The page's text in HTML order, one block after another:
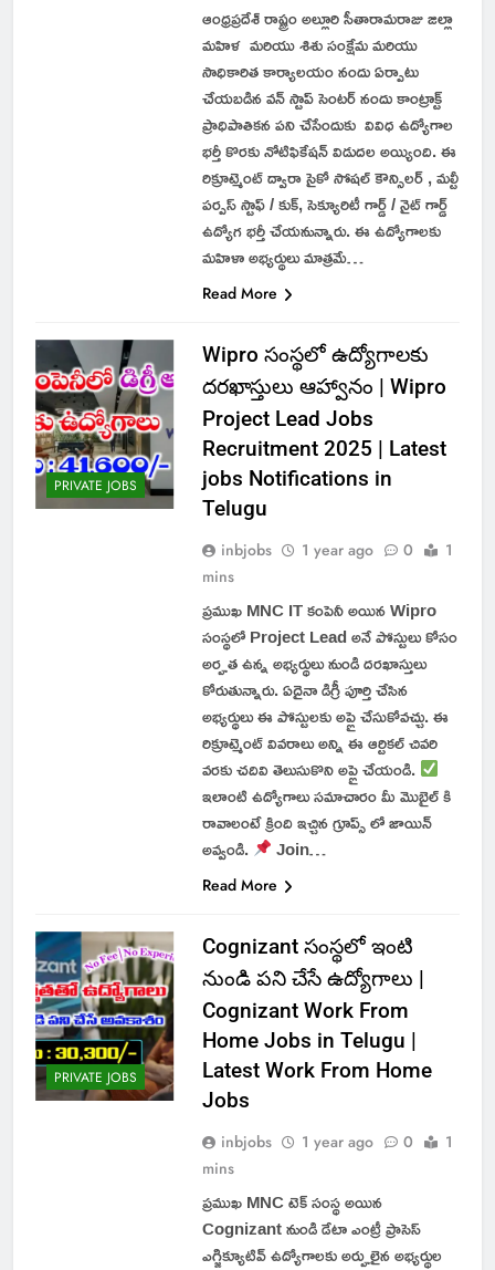
ఆంధ్రప్రదేశ్ రాష్ట్రం అల్లూరి సీతారామరాజు జిల్లా
మహిళ మరియు శిశు సంక్షేమ మరియు
సాధికారిత కార్యాలయం నందు ఏర్పాటు
చేయబడిన వన్ స్టాప్ సెంటర్ నందు కాంట్రాక్ట్
ప్రాధిపాతికన పని చేసేందుకు వివిధ ఉద్యోగాల
భర్తీ కొరకు నోటిఫికేషన్ విడుదల అయ్యింది. ఈ
రిక్రూట్మెంట్ ద్వారా సైకో సోషల్ కౌన్సిలర్ , మల్టీ
పర్పస్ స్టాఫ్ / కుక్, సెక్యూరిటీ గార్డ్ / నైట్ గార్డ్
ఉద్యోగ భర్తీ చేయనున్నారు. ఈ ఉద్యోగాలకు
మహిళా అభ్యర్థులు మాత్రమే…
Read More
PRIVATE JOBS
Wipro సంస్థలో ఉద్యోగాలకు
దరఖాస్తులు ఆహ్వానం | Wipro
Project Lead Jobs
Recruitment 2025 | Latest
jobs Notifications in
Telugu
inbjobs 1 year ago 0
1
mins
ప్రముఖ MNC IT కంపెనీ అయిన Wipro
సంస్థలో Project Lead అనే పోస్టులు కోసం
అర్హత ఉన్న అభ్యర్థులు నుండి దరఖాస్తులు
కోరుతున్నారు. ఏదైనా డిగ్రీ పూర్తి చేసిన
అభ్యర్థులు ఈ పోస్టులకు అప్లై చేసుకోవచ్చు. ఈ
రిక్రూట్మెంట్ వివరాలు అన్ని ఈ ఆర్టికల్ చివరి
వరకు చదివి తెలుసుకొని అప్లై చేయండి.
ఇలాంటి ఉద్యోగాలు సమాచారం మీ మొబైల్ కి
రావాలంటే క్రింది ఇచ్చిన గ్రూప్స్ లో జాయిన్
అవ్వండి.
Join…
Read More
PRIVATE JOBS
Cognizant సంస్థలో ఇంటి
నుండి పని చేసే ఉద్యోగాలు |
Cognizant Work From
Home Jobs in Telugu |
Latest Work From Home
Jobs
inbjobs 1 year ago 0
1
mins
ప్రముఖ MNC టెక్ సంస్థ అయిన
Cognizant నుండి డేటా ఎంట్రీ ప్రాసెస్
ఎగ్జిక్యూటివ్ ఉద్యోగాలకు అర్హులైన అభ్యర్థుల